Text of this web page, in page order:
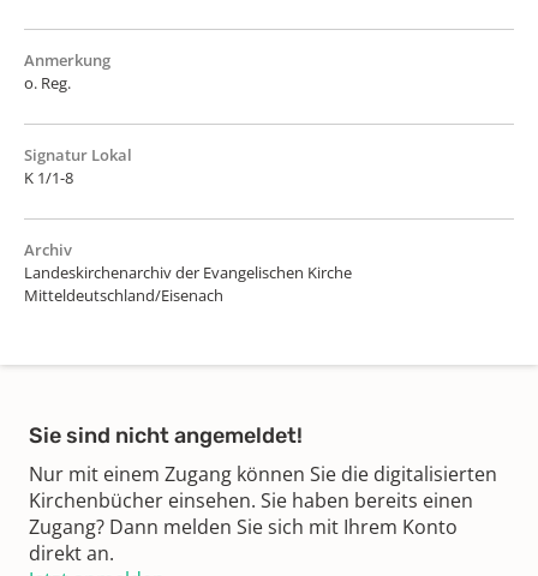
Anmerkung
o. Reg.
Signatur Lokal
K 1/1-8
Archiv
Landeskirchenarchiv der Evangelischen Kirche
Mitteldeutschland/Eisenach
Sie sind nicht angemeldet!
Nur mit einem Zugang können Sie die digitalisierten
Kirchenbücher einsehen. Sie haben bereits einen
Zugang? Dann melden Sie sich mit Ihrem Konto
direkt an.